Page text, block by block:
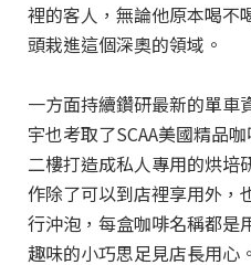
裡的客人，無論他原本喝不
頭栽進這個深奧的領域。
一方面持續鑽研最新的單車
宇也考取了SCAA美國精品
二樓打造成私人專用的烘培
作除了可以到店裡享用外，
行沖泡，每盒咖啡名稱都是
趣味的小巧思足見店長用心